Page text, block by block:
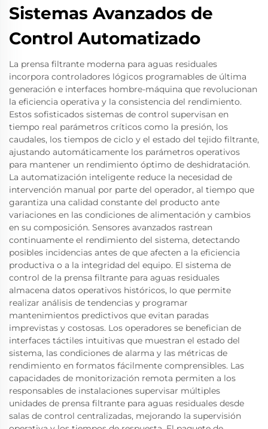
Sistemas Avanzados de
Control Automatizado
La prensa filtrante moderna para aguas residuales
incorpora controladores lógicos programables de última
generación e interfaces hombre-máquina que revolucionan
la eficiencia operativa y la consistencia del rendimiento.
Estos sofisticados sistemas de control supervisan en
tiempo real parámetros críticos como la presión, los
caudales, los tiempos de ciclo y el estado del tejido filtrante,
ajustando automáticamente los parámetros operativos
para mantener un rendimiento óptimo de deshidratación.
La automatización inteligente reduce la necesidad de
intervención manual por parte del operador, al tiempo que
garantiza una calidad constante del producto ante
variaciones en las condiciones de alimentación y cambios
en su composición. Sensores avanzados rastrean
continuamente el rendimiento del sistema, detectando
posibles incidencias antes de que afecten a la eficiencia
productiva o a la integridad del equipo. El sistema de
control de la prensa filtrante para aguas residuales
almacena datos operativos históricos, lo que permite
realizar análisis de tendencias y programar
mantenimientos predictivos que evitan paradas
imprevistas y costosas. Los operadores se benefician de
interfaces táctiles intuitivas que muestran el estado del
sistema, las condiciones de alarma y las métricas de
rendimiento en formatos fácilmente comprensibles. Las
capacidades de monitorización remota permiten a los
responsables de instalaciones supervisar múltiples
unidades de prensa filtrante para aguas residuales desde
salas de control centralizadas, mejorando la supervisión